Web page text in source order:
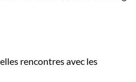
rencontres avec les